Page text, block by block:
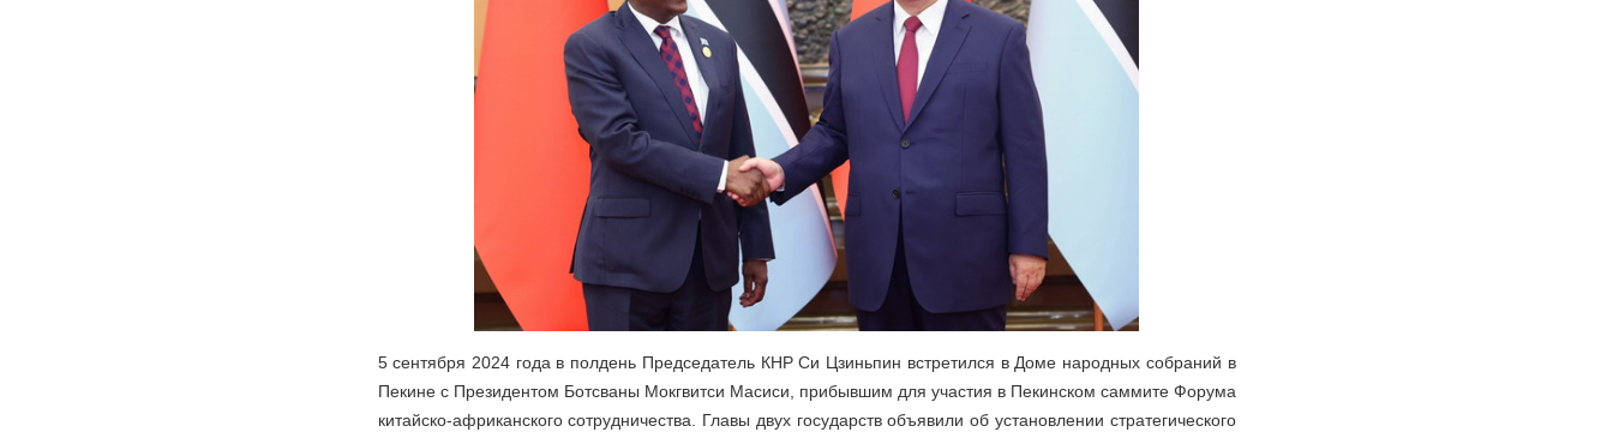
5 сентября 2024 года в полдень Председатель КНР Си Цзиньпин встретился в Доме народных собраний в
Пекине с Президентом Ботсваны Мокгвитси Масиси, прибывшим для участия в Пекинском саммите Форума
китайско-африканского сотрудничества. Главы двух государств объявили об установлении стратегического